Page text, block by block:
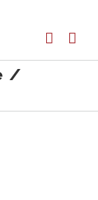
/